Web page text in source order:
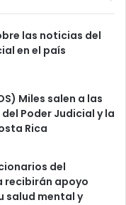
las noticias del
en el país
Miles salen a las
Poder Judicial y la
Rica
del
recibirán apoyo
salud mental y